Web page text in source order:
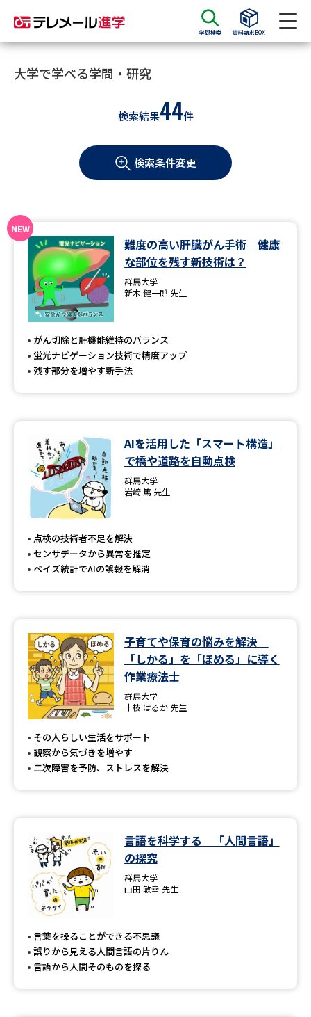
学問検索 資料請求BOX
資料請求
大学・短大の資料種類から請求
学部・学科パンフ
過去問題集
大学・短大以外の資料から請求
専門学校の資料請求
留学・進学関連、塾・予備校
大学入学共通テスト「受験案
内」の請求
高等学校（情報）教員資格認定
大学研究
大学で学べる内容や特徴を調べる
データサイエンス特集 奨学金・特待生制度特集
デジタルパンフレット
新学年スタート号特集ページ
（高3生用）
SELFBRAND特集ページ
オープンキャンパス検索 実施プログラムから探す
来場型・Web型イベント特集
受験準備
大学で学べる学問・研究
検索結果44件
検索条件変更
難度の高い肝臓がん手術 健康
な部位を残す新技術は？
群馬大学
新木 健一郎 先生
がん切除と肝機能維持のバランス
蛍光ナビゲーション技術で精度アップ
残す部分を増やす新手法
AIを活用した「スマート構造」
で橋や道路を自動点検
群馬大学
岩崎 篤 先生
点検の技術者不足を解決
センサデータから異常を推定
ベイズ統計でAIの誤報を解消
子育てや保育の悩みを解決
「しかる」を「ほめる」に導く
作業療法士
群馬大学
十枝 はるか 先生
その人らしい生活をサポート
観察から気づきを増やす
二次障害を予防、ストレスを解決
言語を科学する 「人間言語」
の探究
群馬大学
山田 敏幸 先生
言葉を操ることができる不思議
誤りから見える人間言語の片りん
言語から人間そのものを探る